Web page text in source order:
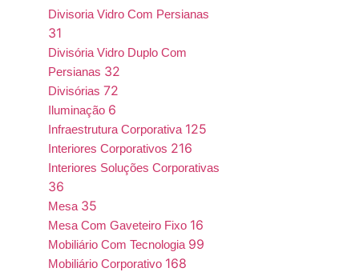
Divisoria Vidro Com Persianas
31
Divisória Vidro Duplo Com
Persianas 32
Divisórias 72
Iluminação 6
Infraestrutura Corporativa 125
Interiores Corporativos 216
Interiores Soluções Corporativas
36
Mesa 35
Mesa Com Gaveteiro Fixo 16
Mobiliário Com Tecnologia 99
Mobiliário Corporativo 168